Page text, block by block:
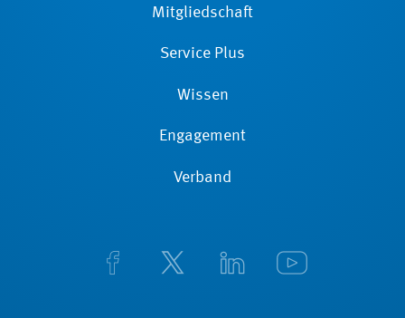
Mitgliedschaft
Service Plus
Wissen
Engagement
Verband